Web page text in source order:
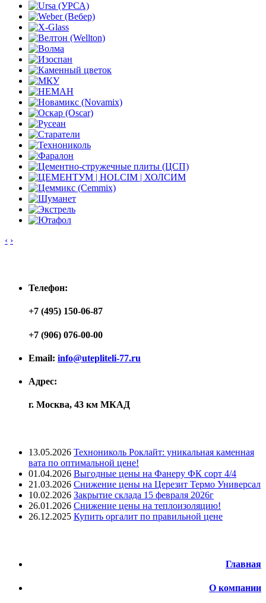
‹ ›
Телефон:
+7 (495) 150-06-87
+7 (906) 076-00-00
Email: info@utepliteli-77.ru
Адрес:
г. Москва, 43 км МКАД
13.05.2026 Технониколь Роклайт: уникальная каменная
вата по оптимальной цене!
01.04.2026 Выгодные цены на Фанеру ФК сорт 4/4
21.03.2026 Снижение цены на Церезит Термо Универсал
10.02.2026 Закрытие склада 15 февраля 2026г
26.01.2026 Снижение цены на теплоизоляцию!
26.12.2025 Купить оргалит по правильной цене
Главная
О компании